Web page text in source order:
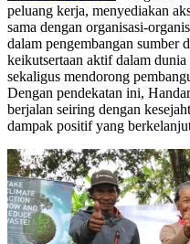
peluang kerja, menyediakan
sama dengan organisasi-
dalam pengembangan sumber
keikutsertaan aktif dalam
sekaligus mendorong
Dengan pendekatan ini,
berjalan seiring dengan
dampak positif yang